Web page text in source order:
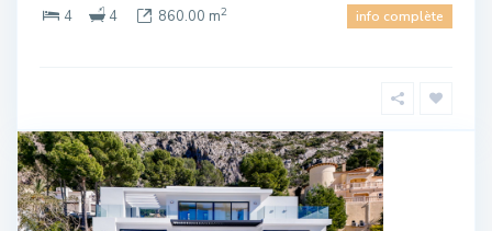
4
4 860.00 m2 info complète